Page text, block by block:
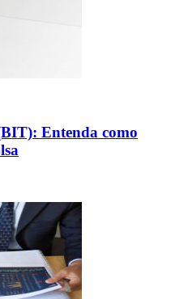
Entenda como